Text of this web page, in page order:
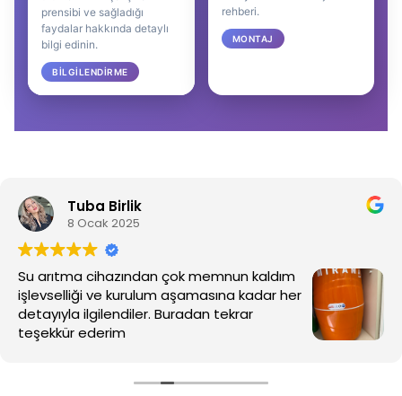
prensibi ve sağladığı
faydalar hakkında detaylı
bilgi edinin.
BILGILENDIRME
rehberi.
MONTAJ